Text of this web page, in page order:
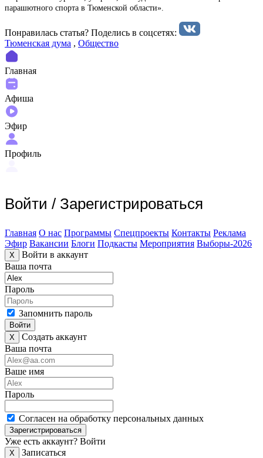
парашютного спорта в Тюменской области».
Понравилась статья? Поделиcь в соцсетях:
Тюменская дума , Общество
Главная
Афиша
Эфир
Профиль
Войти / Зарегистрироваться
Главная О нас Программы Спецпроекты Контакты Реклама
Эфир Вакансии Блоги Подкасты Мероприятия Выборы-2026
X
Войти в аккаунт
Ваша почта
Пароль
Запомнить пароль
Войти
X
Создать аккаунт
Ваша почта
Ваше имя
Пароль
Согласен на обработку персональных данных
Зарегистрироваться
Уже есть аккаунт? Войти
X
Записаться